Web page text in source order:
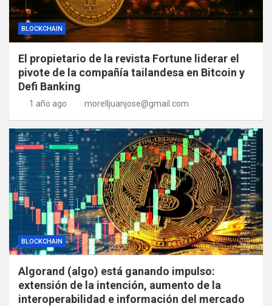
BLOCKCHAIN
El propietario de la revista Fortune liderar el
pivote de la compañía tailandesa en Bitcoin y
Defi Banking
1 año ago morelljuanjose@gmail.com
BLOCKCHAIN
Algorand (algo) está ganando impulso:
extensión de la intención, aumento de la
interoperabilidad e información del mercado